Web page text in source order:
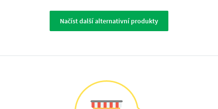
Načíst další alternativní produkty